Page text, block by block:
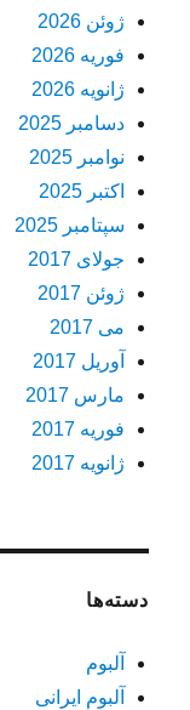
ژوئن 2026
فوریه 2026
ژانویه 2026
دسامبر 2025
نوامبر 2025
اکتبر 2025
سپتامبر 2025
جولای 2017
ژوئن 2017
می 2017
آوریل 2017
مارس 2017
فوریه 2017
ژانویه 2017
دسته‌ها
آلبوم
آلبوم ایرانی